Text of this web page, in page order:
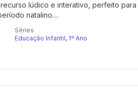
lúdico e interativo, perfeito
natalino....
Séries
Educação Infantil, 1º Ano